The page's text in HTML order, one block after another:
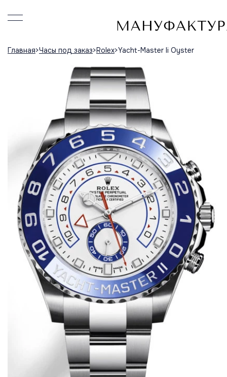
Главная Часы под заказ Rolex Yacht-Master Ii Oyster